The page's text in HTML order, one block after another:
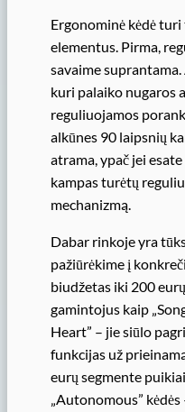
Ergonominė kėdė
elementus. Pirma,
savaime
kuri palaiko nugaros
reguliuojamos
alkūnes 90 laipsnių
atrama, ypač jei
kampas turėtų
mechanizmą.
Dabar rinkoje yra
pažiūrėkime į
biudžetas iki 200
gamintojus kaip
Heart” – jie siūlo
funkcijas už
eurų segmente
„Autonomous”